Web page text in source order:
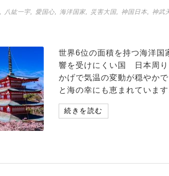
八紘一宇, 愛国心 海洋国家, 災害大国 神国日本 神武
世界6位の面積を持つ海洋国
響を受けにくい国 日本周り
かげで気温の変動が穏やか
と海の幸にも恵まれていま
続きを読む